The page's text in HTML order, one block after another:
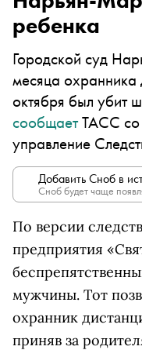
ребенка
Городской суд
месяца охранника
октября был убит
сообщаетТАСС со
управление
Добавить Сноб в
Сноб будет чаще
По версии
предприятия
мужчины. Тот
охранник
приняв за